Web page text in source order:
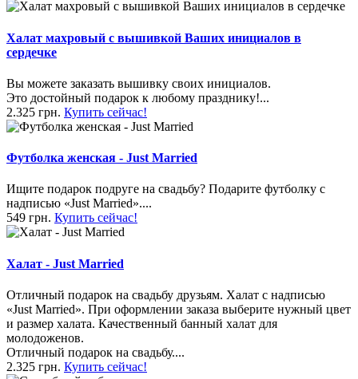
Халат махровый с вышивкой Ваших инициалов в
сердечке
Вы можете заказать вышивку своих инициалов.
Это достойный подарок к любому празднику!...
2.325 грн. Купить сейчас!
Футболка женская - Just Married
Ищите подарок подруге на свадьбу? Подарите футболку с
надписью «Just Married»....
549 грн. Купить сейчас!
Халат - Just Married
Отличный подарок на свадьбу друзьям. Халат с надписью
«Just Married». При оформлении заказа выберите нужный цвет
и размер халата. Качественный банный халат для
молодоженов.
Отличный подарок на свадьбу....
2.325 грн. Купить сейчас!